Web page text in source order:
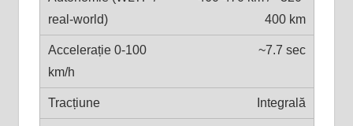
400 km
~7.7 sec
Integrală